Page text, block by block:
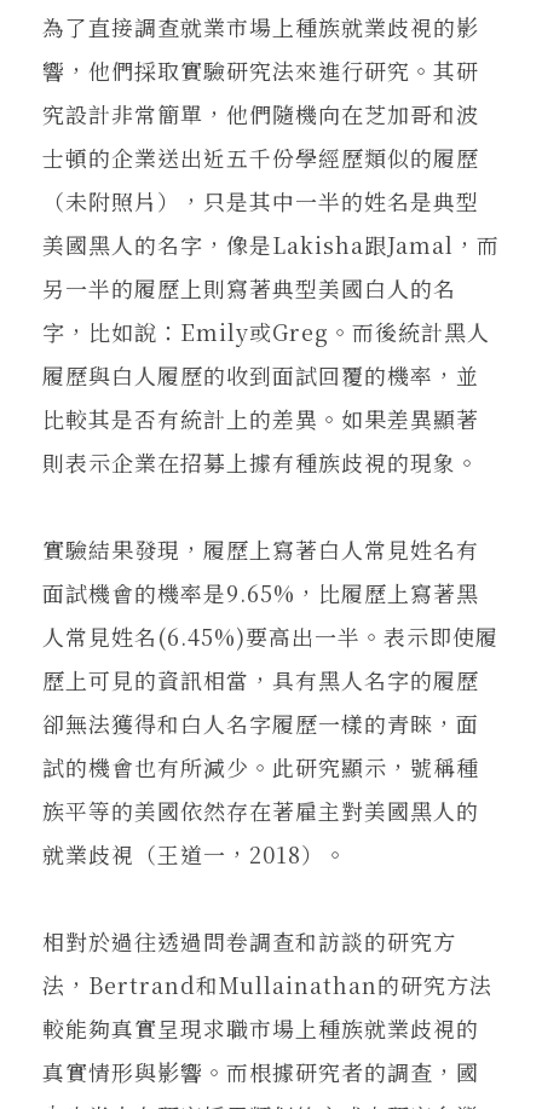
為了直接調查就業市場上種族就業歧視的影
響，他們採取實驗研究法來進行研究。其研
究設計非常簡單，他們隨機向在芝加哥和波
士頓的企業送出近五千份學經歷類似的履歷
（未附照片），只是其中一半的姓名是典型
美國黑人的名字，像是Lakisha跟Jamal，而
另一半的履歷上則寫著典型美國白人的名
字，比如說：Emily或Greg。而後統計黑人
履歷與白人履歷的收到面試回覆的機率，並
比較其是否有統計上的差異。如果差異顯著
則表示企業在招募上據有種族歧視的現象。
實驗結果發現，履歷上寫著白人常見姓名有
面試機會的機率是9.65%，比履歷上寫著黑
人常見姓名(6.45%)要高出一半。表示即使履
歷上可見的資訊相當，具有黑人名字的履歷
卻無法獲得和白人名字履歷一樣的青睞，面
試的機會也有所減少。此研究顯示，號稱種
族平等的美國依然存在著雇主對美國黑人的
就業歧視（王道一，2018）。
相對於過往透過問卷調查和訪談的研究方
法，Bertrand和Mullainathan的研究方法
較能夠真實呈現求職市場上種族就業歧視的
真實情形與影響。而根據研究者的調查，國